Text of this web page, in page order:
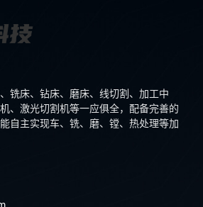
铣床、钻床、磨床、线切割、加工中
、激光切割机等一应俱全，配备完善的
自主实现车、铣、磨、镗、热处理等加